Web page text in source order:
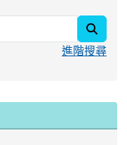
進階搜尋